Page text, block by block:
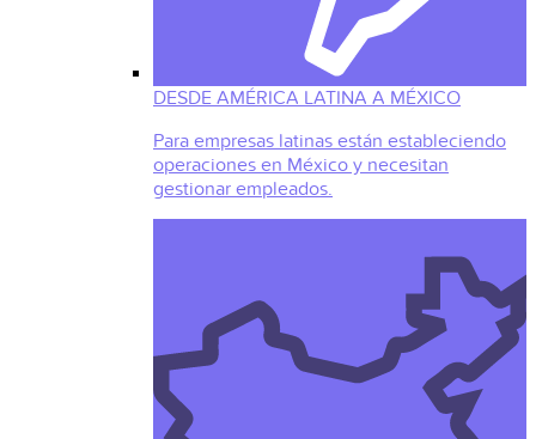
DESDE AMÉRICA LATINA A MÉXICO
Para empresas latinas están estableciendo
operaciones en México y necesitan
gestionar empleados.